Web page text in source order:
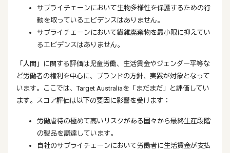
サプライチェーンにおいて生物多様性を保護するための行
動を取っているエビデンスはありません。
サプライチェーンにおいて繊維廃棄物を最小限に抑えてい
るエビデンスはありません。
「人間」
に関する評価は児童労働、生活賃金やジェンダー平等な
ど労働者の権利を中心に、ブランドの方針、実践が対象となって
います。ここでは、Target Australiaを「まだまだ」と評価してい
ます。スコア評価は以下の要因に影響を受けます：
労働虐待の極めて高いリスクがある国々から最終生産段階
の製品を調達しています。
自社のサプライチェーンにおいて労働者に生活賃金が支払